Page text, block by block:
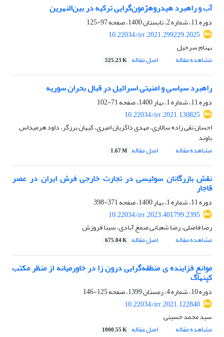
آب و راهبرد هیدروهژمون‌گرایی ترکیه در بین‌النهرین
دوره 11، شماره 2، تابستان 1400، صفحه
97-125
10.22034/irr.2021.299229.2025
بهنام سرخیل
مشاهده مقاله
اصل مقاله 525.23 K
راهبرد سیاسی و امنیتی اسرائیل در قبال بحران سوریه
دوره 11، شماره 1، بهار 1400، صفحه
71-102
10.22034/irr.2021.130825
احسان تقی زاده سالاری، مهدی ذاکریان امیری، کیهان برزگر، داود هرمیداس
باوند
مشاهده مقاله
اصل مقاله 1.67 M
نقش بازرگانان سوئیسی در تجارت خارجی فرش ایران در عصر
قاجار
دوره 11، شماره 1، بهار 1400، صفحه
371-398
10.22034/irr.2023.401799.2395
رضا فاضلی، رضا شعبانی صمغ آبادی، سینا فروزش
مشاهده مقاله
اصل مقاله 675.04 K
موانع فزاینده ى منطقه‌گرایی درون زا در خاورمیانه از منظر مکتب
کپنهاگ
دوره 10، شماره 4، زمستان 1399، صفحه
125-146
10.22034/irr.2021.122840
سید محمد حسینی
مشاهده مقاله
اصل مقاله 1000.55 K